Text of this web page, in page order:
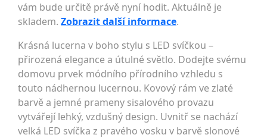
vám bude určitě právě nyní hodit. Aktuálně je
skladem. Zobrazit další informace.
Krásná lucerna v boho stylu s LED svíčkou –
přirozená elegance a útulné světlo. Dodejte svému
domovu prvek módního přírodního vzhledu s
touto nádhernou lucernou. Kovový rám ve zlaté
barvě a jemné prameny sisalového provazu
vytvářejí lehký, vzdušný design. Uvnitř se nachází
velká LED svíčka z pravého vosku v barvě slonové